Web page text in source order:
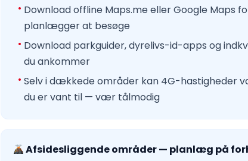
Download offline Maps.me eller Google Maps
planlægger at besøge
Download parkguider, dyrelivs-id-apps og
du ankommer
Selv i dækkede områder kan 4G-hastigheder
du er vant til — vær tålmodig
Afsidesliggende områder — planlæg på